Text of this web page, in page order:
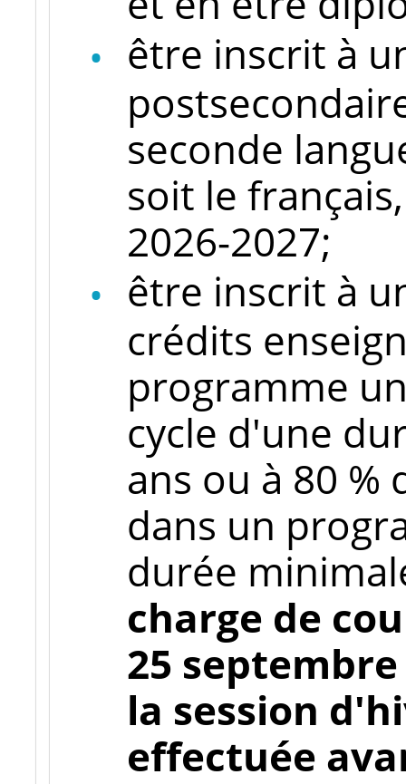
être inscrit à
seconde
soit le
2026-2027;
être inscrit à
crédits
programme
cycle d'une
ans ou à 80 %
dans un
durée
charge de
25
la session
effectuée